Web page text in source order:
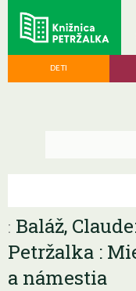
DETI
: Baláž,
Petržalka :
a námestia